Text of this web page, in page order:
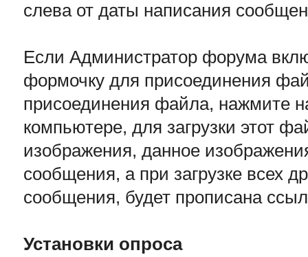
слева от даты написания
Если Администратор форума
формочку для присоединения
присоединения файла, нажмите
компьютере, для загрузки этот
изображения, данное
сообщения, а при загрузке всех
сообщения, будет прописана
Установки опроса